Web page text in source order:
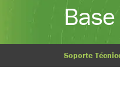
Soporte